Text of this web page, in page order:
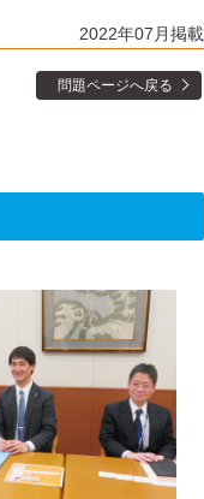
2022年07月掲載
問題ページへ戻る